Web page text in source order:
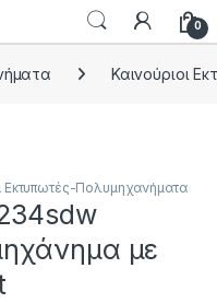
0
Καινούριοι
Εκτυπωτές-Πολυμηχανήματα
με